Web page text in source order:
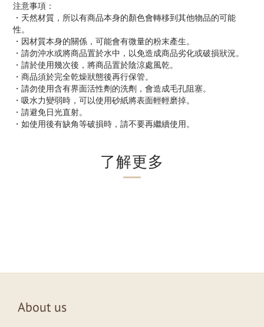
注意事項：
・天然材質，所以有商品本身的顏色會轉移到其他物品的可能
性。
・因材質本身的關係，可能會有微量的粉末產生。
・請勿沖水或將商品置於水中，以免造成商品劣化或破損狀況。
・請於使用幾次後，將商品置於陰涼處風乾。
・商品須於完全乾燥狀態後再行保管。
・請勿使用含有界面活性劑的洗劑，會造成毛孔阻塞。
・吸水力變弱時，可以使用砂紙將表面輕輕磨掉。
・請避免日光直射。
・如使用後有缺角等破損時，請不要再繼續使用。
了解更多
About us